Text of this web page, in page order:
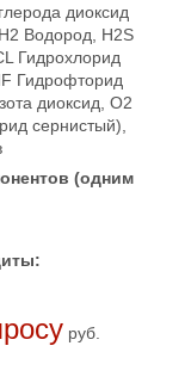
диоксид
Водород, H2S
Гидрохлорид
Гидрофторид
диоксид, O2
сернистый),
(одним
руб.